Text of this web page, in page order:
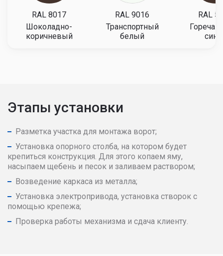
RAL 8017
Шоколадно-
коричневый
RAL 9016
Транспортный
белый
RAL
Этапы установки
Разметка участка для монтажа ворот;
Установка опорного столба, на котором будет
крепиться конструкция. Для этого копаем яму,
насыпаем щебень и песок и заливаем раствором;
Возведение каркаса из металла;
Установка электропривода, установка створок с
помощью крепежа;
Проверка работы механизма и сдача клиенту.